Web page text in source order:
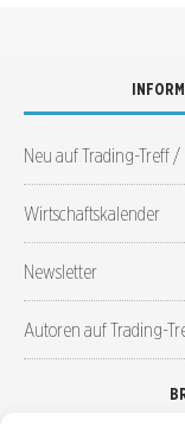
Neu auf Trading-Treff /
Wirtschaftskalender
Newsletter
Autoren auf Trading-